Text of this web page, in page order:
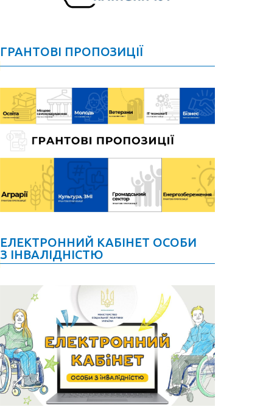
ГРАНТОВІ ПРОПОЗИЦІЇ
ЕЛЕКТРОННИЙ КАБІНЕТ ОСОБИ
З ІНВАЛІДНІСТЮ